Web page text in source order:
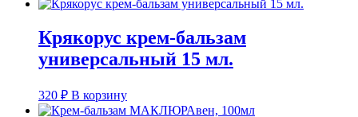
Крякорус крем-бальзам
универсальный 15 мл.
320 ₽ В корзину